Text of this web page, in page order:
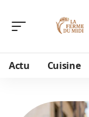
Actu Cuisine